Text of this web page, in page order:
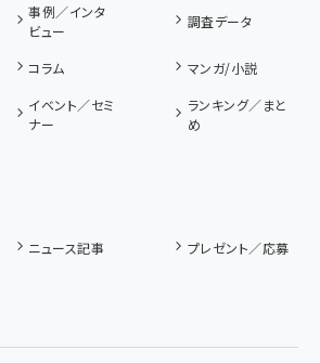
事例／インタ
ビュー
調査データ
コラム
マンガ/小説
イベント／セミ
ナー
ランキング／まと
め
ニュース記事
プレゼント／応募